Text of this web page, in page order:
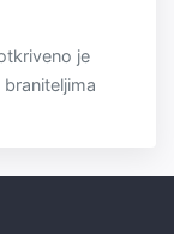
je